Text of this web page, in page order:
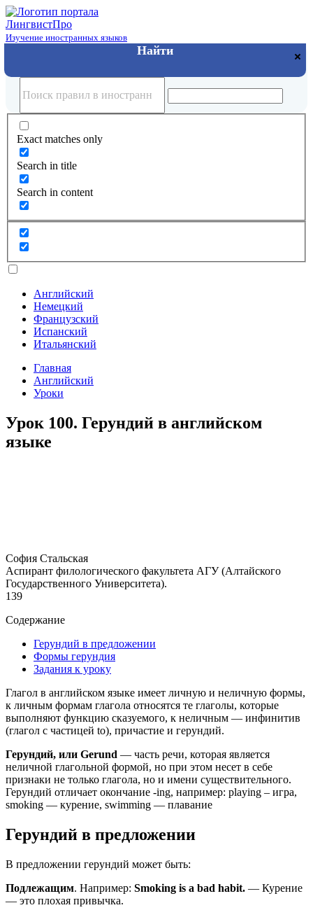
ЛингвистПро
Изучение иностранных языков
Exact matches only
Search in title
Search in content
Английский
Немецкий
Французский
Испанский
Итальянский
Главная
Английский
Уроки
Урок 100. Герундий в английском
языке
София Стальская
Аспирант филологического факультета АГУ (Алтайского
Государственного Университета).
139
Содержание
Герундий в предложении
Формы герундия
Задания к уроку
Глагол в английском языке имеет личную и неличную формы,
к личным формам глагола относятся те глаголы, которые
выполняют функцию сказуемого, к неличным — инфинитив
(глагол с частицей to), причастие и герундий.
Герундий, или Gerund — часть речи, которая является
неличной глагольной формой, но при этом несет в себе
признаки не только глагола, но и имени существительного.
Герундий отличает окончание -ing, например: playing – игра,
smoking — курение, swimming — плавание
Герундий в предложении
В предложении герундий может быть:
Подлежащим. Например: Smoking is a bad habit. — Курение
— это плохая привычка.